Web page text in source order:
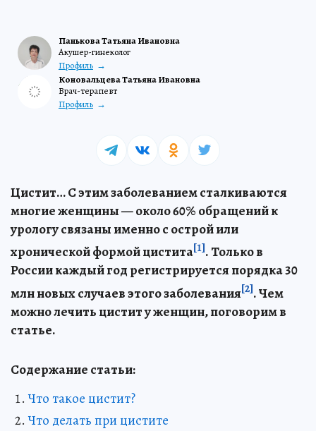
Панькова Татьяна Ивановна
Акушер-гинеколог
Профиль
Коновальцева Татьяна Ивановна
Врач-терапевт
Профиль
Цистит… С этим заболеванием сталкиваются
многие женщины — около 60% обращений к
урологу связаны именно с острой или
хронической формой цистита[1]. Только в
России каждый год регистрируется порядка 30
млн новых случаев этого заболевания[2]. Чем
можно лечить цистит у женщин, поговорим в
статье.
Содержание статьи:
Что такое цистит?
Что делать при цистите